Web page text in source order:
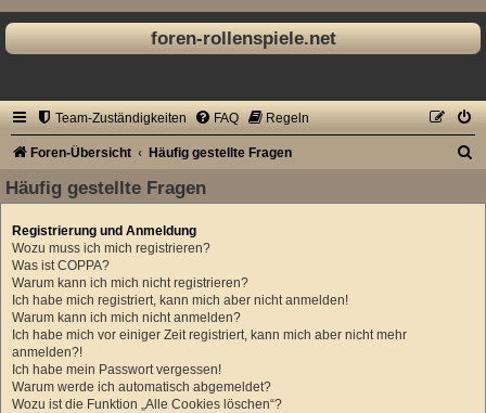
foren-rollenspiele.net
Team-Zuständigkeiten FAQ Regeln
Foren-Übersicht Häufig gestellte Fragen
c
Häufig gestellte Fragen
Registrierung und Anmeldung
Wozu muss ich mich registrieren?
Was ist COPPA?
Warum kann ich mich nicht registrieren?
Ich habe mich registriert, kann mich aber nicht anmelden!
Warum kann ich mich nicht anmelden?
Ich habe mich vor einiger Zeit registriert, kann mich aber nicht mehr
anmelden?!
Ich habe mein Passwort vergessen!
Warum werde ich automatisch abgemeldet?
Wozu ist die Funktion „Alle Cookies löschen“?